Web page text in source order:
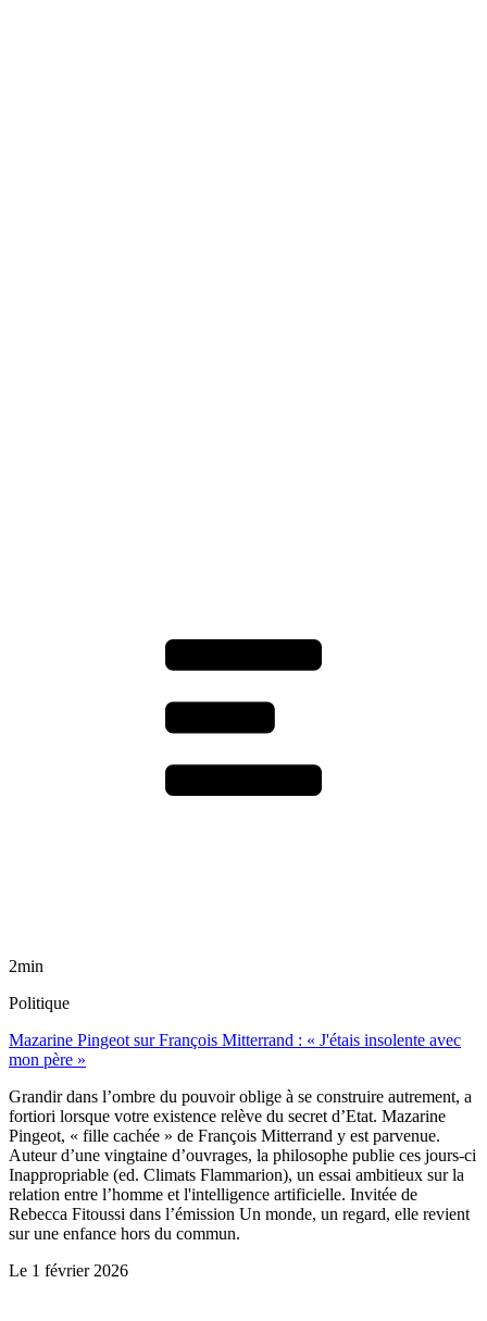
2min
Politique
Mazarine Pingeot sur François Mitterrand : « J'étais insolente avec
mon père »
Grandir dans l’ombre du pouvoir oblige à se construire autrement, a
fortiori lorsque votre existence relève du secret d’Etat. Mazarine
Pingeot, « fille cachée » de François Mitterrand y est parvenue.
Auteur d’une vingtaine d’ouvrages, la philosophe publie ces jours-ci
Inappropriable (ed. Climats Flammarion), un essai ambitieux sur la
relation entre l’homme et l'intelligence artificielle. Invitée de
Rebecca Fitoussi dans l’émission Un monde, un regard, elle revient
sur une enfance hors du commun.
Le 1 février 2026